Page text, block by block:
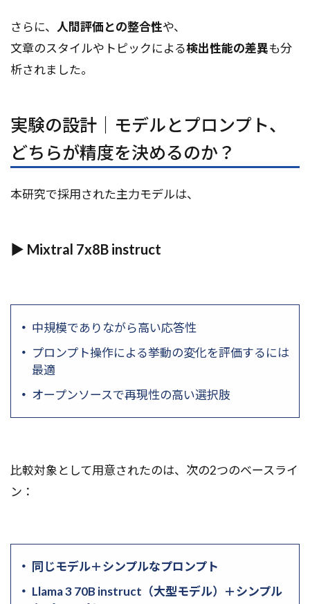
さらに、 人間評価との整合性や、
文章のスタイルやトピックによる検出性能の差異も分
析されました。
実験の設計｜モデルとプロンプト、
どちらが精度を決めるのか？
本研究で採用された主力モデルは、
▶ Mixtral 7x8B instruct
中規模でありながら高い応答性
プロンプト操作による挙動の変化を評価するには
最適
オープンソースで再現性の高い選択肢
比較対象として用意されたのは、次の2つのベースライ
ン：
同じモデル＋シンプルなプロンプト
Llama 3 70B instruct（大型モデル）＋シンプル